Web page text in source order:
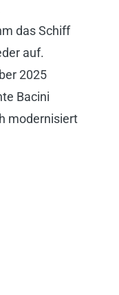
das Schiff
auf.
2025
Bacini
modernisiert